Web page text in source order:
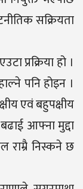
सक्रियता
प्रक्रिया हो ।
पनि होइन ।
एवं बहुपक्षीय
आफ्ना मुद्दा
राम्रै निस्कने छ